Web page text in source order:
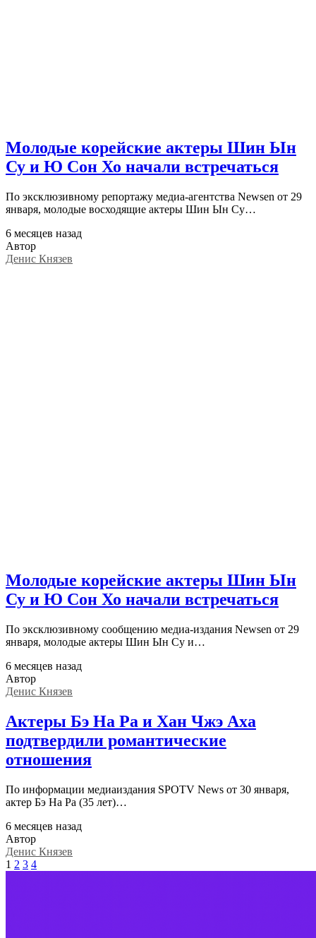
Молодые корейские актеры Шин Ын
Су и Ю Сон Хо начали встречаться
По эксклюзивному репортажу медиа-агентства Newsen от 29
января, молодые восходящие актеры Шин Ын Су…
6 месяцев назад
Автор
Денис Князев
Молодые корейские актеры Шин Ын
Су и Ю Сон Хо начали встречаться
По эксклюзивному сообщению медиа-издания Newsen от 29
января, молодые актеры Шин Ын Су и…
6 месяцев назад
Автор
Денис Князев
Актеры Бэ На Ра и Хан Чжэ Аха
подтвердили романтические
отношения
По информации медиаиздания SPOTV News от 30 января,
актер Бэ На Ра (35 лет)…
6 месяцев назад
Автор
Денис Князев
1 2 3 4